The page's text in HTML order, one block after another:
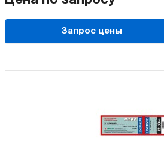
Запрос цены